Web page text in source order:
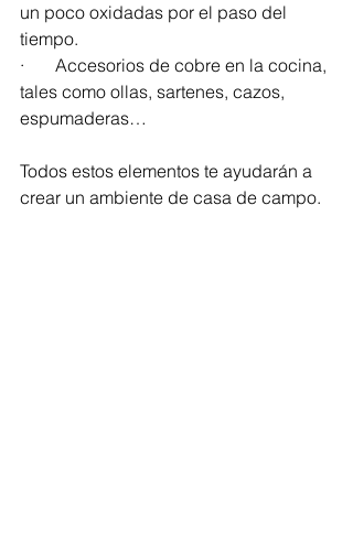
un poco oxidadas por el paso del
tiempo.
·       Accesorios de cobre en la cocina,
tales como ollas, sartenes, cazos,
espumaderas…
Todos estos elementos te ayudarán a
crear un ambiente de casa de campo.